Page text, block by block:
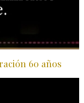
60 años